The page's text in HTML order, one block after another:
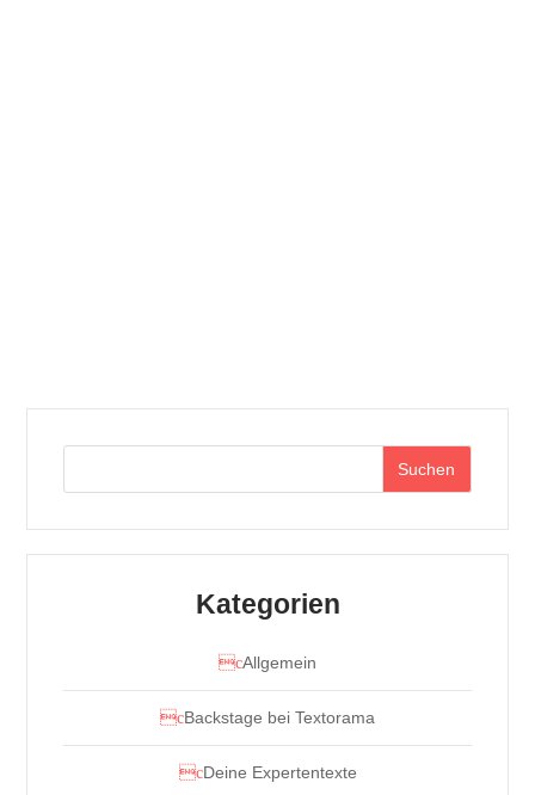
Suchen
Kategorien
Allgemein
Backstage bei Textorama
Deine Expertentexte